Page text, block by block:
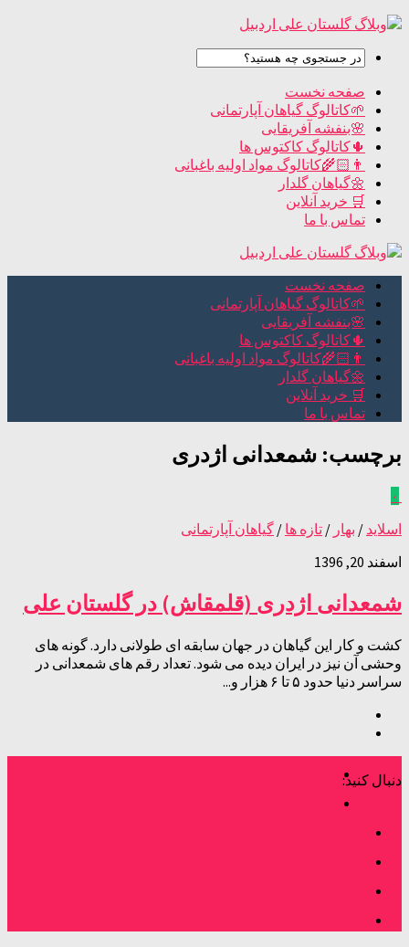
صفحه نخست
🌱کاتالوگ گیاهان آپارتمانی
🌸بنفشه آفریقایی
🌵کاتالوگ کاکتوس ها
👨🏻‍🌾کاتالوگ مواد اولیه باغبانی
🌼گیاهان گلدار
🛒 خرید آنلاین
تماس با ما
صفحه نخست
🌱کاتالوگ گیاهان آپارتمانی
🌸بنفشه آفریقایی
🌵کاتالوگ کاکتوس ها
👨🏻‍🌾کاتالوگ مواد اولیه باغبانی
🌼گیاهان گلدار
🛒 خرید آنلاین
تماس با ما
برچسب: شمعدانی اژدری
۰
اسلاید / بهار / تازه ها / گیاهان آپارتمانی
اسفند 20, 1396
شمعدانی اژدری (قلمقاش) در گلستان علی
کشت و کار این گیاهان در جهان سابقه ای طولانی دارد. گونه های
وحشی آن نیز در ایران دیده می شود. تعداد رقم های شمعدانی در
سراسر دنیا حدود ۵ تا ۶ هزار و...
دنبال کنید: